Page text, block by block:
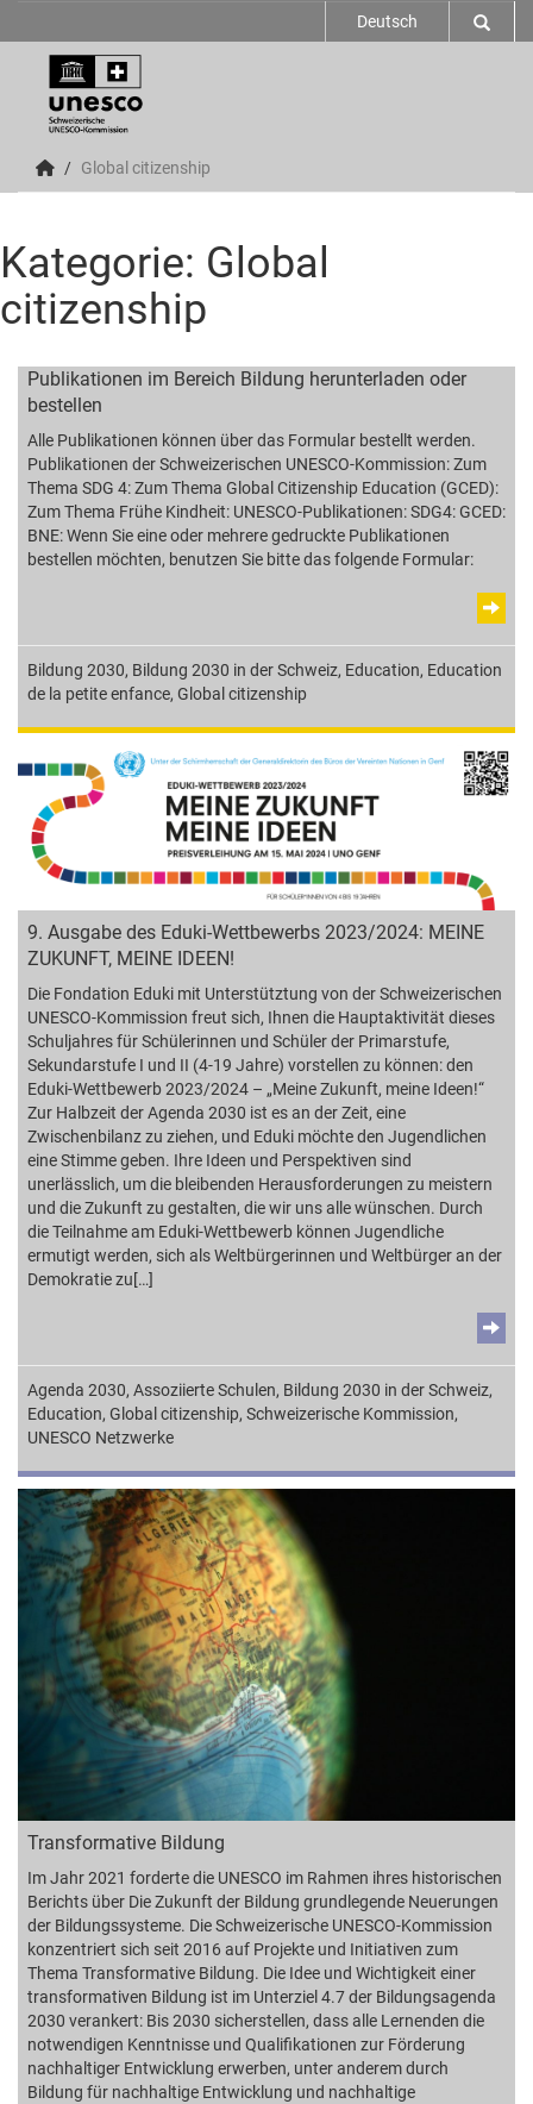
Deutsch
Global citizenship
Kategorie: Global
citizenship
Publikationen im Bereich Bildung herunterladen oder
bestellen
Alle Publikationen können über das Formular bestellt werden.
Publikationen der Schweizerischen UNESCO-Kommission: Zum
Thema SDG 4: Zum Thema Global Citizenship Education (GCED):
Zum Thema Frühe Kindheit: UNESCO-Publikationen: SDG4: GCED:
BNE: Wenn Sie eine oder mehrere gedruckte Publikationen
bestellen möchten, benutzen Sie bitte das folgende Formular:
Bildung 2030, Bildung 2030 in der Schweiz, Education, Education
de la petite enfance, Global citizenship
9. Ausgabe des Eduki-Wettbewerbs 2023/2024: MEINE
ZUKUNFT, MEINE IDEEN!
Die Fondation Eduki mit Unterstütztung von der Schweizerischen
UNESCO-Kommission freut sich, Ihnen die Hauptaktivität dieses
Schuljahres für Schülerinnen und Schüler der Primarstufe,
Sekundarstufe I und II (4-19 Jahre) vorstellen zu können: den
Eduki-Wettbewerb 2023/2024 – „Meine Zukunft, meine Ideen!“
Zur Halbzeit der Agenda 2030 ist es an der Zeit, eine
Zwischenbilanz zu ziehen, und Eduki möchte den Jugendlichen
eine Stimme geben. Ihre Ideen und Perspektiven sind
unerlässlich, um die bleibenden Herausforderungen zu meistern
und die Zukunft zu gestalten, die wir uns alle wünschen. Durch
die Teilnahme am Eduki-Wettbewerb können Jugendliche
ermutigt werden, sich als Weltbürgerinnen und Weltbürger an der
Demokratie zu[…]
Agenda 2030, Assoziierte Schulen, Bildung 2030 in der Schweiz,
Education, Global citizenship, Schweizerische Kommission,
UNESCO Netzwerke
Transformative Bildung
Im Jahr 2021 forderte die UNESCO im Rahmen ihres historischen
Berichts über Die Zukunft der Bildung grundlegende Neuerungen
der Bildungssysteme. Die Schweizerische UNESCO-Kommission
konzentriert sich seit 2016 auf Projekte und Initiativen zum
Thema Transformative Bildung. Die Idee und Wichtigkeit einer
transformativen Bildung ist im Unterziel 4.7 der Bildungsagenda
2030 verankert: Bis 2030 sicherstellen, dass alle Lernenden die
notwendigen Kenntnisse und Qualifikationen zur Förderung
nachhaltiger Entwicklung erwerben, unter anderem durch
Bildung für nachhaltige Entwicklung und nachhaltige